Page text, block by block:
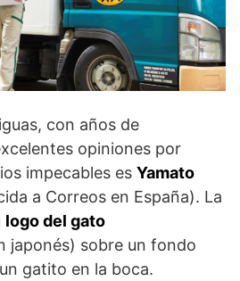
con años de
opiniones por
impecables es Yamato
a Correos en España). La
logo del gato
japonés) sobre un fondo
gatito en la boca.